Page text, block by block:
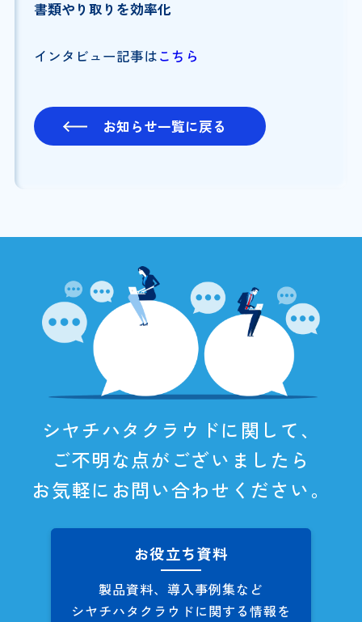
書類やり取りを効率化
インタビュー記事はこちら
お知らせ一覧に戻る
シヤチハタクラウドに関して、
ご不明な点がございましたら
お気軽にお問い合わせください。
お役立ち資料
製品資料、導入事例集など
シヤチハタクラウドに関する情報を